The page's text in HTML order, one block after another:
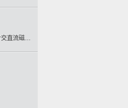
相关产品：GM505高斯计交直流磁场测试